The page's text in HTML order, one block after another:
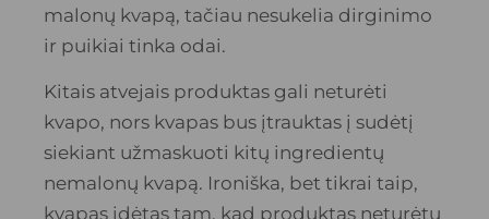
malonų kvapą, tačiau nesukelia dirginimo
ir puikiai tinka odai.
Kitais atvejais produktas gali neturėti
kvapo, nors kvapas bus įtrauktas į sudėtį
siekiant užmaskuoti kitų ingredientų
nemalonų kvapą. Ironiška, bet tikrai taip,
kvapas įdėtas tam, kad produktas neturėtų